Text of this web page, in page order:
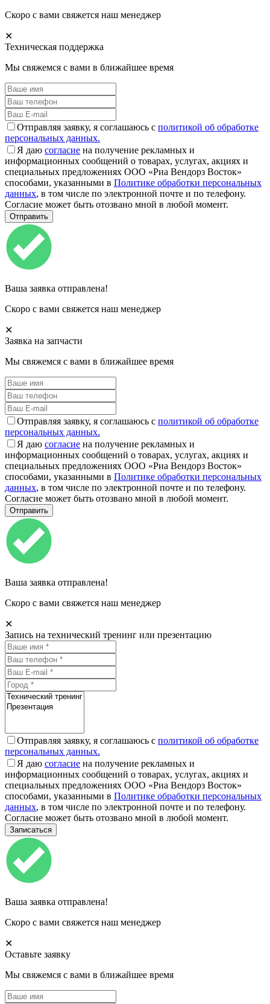
Скоро с вами свяжется наш менеджер
✕
Техническая поддержка
Мы свяжемся с вами в ближайшее время
Отправляя заявку, я соглашаюсь с политикой об обработке
персональных данных.
Я даю согласие на получение рекламных и
информационных сообщений о товарах, услугах, акциях и
специальных предложениях ООО «Риа Вендорз Восток»
способами, указанными в Политике обработки персональных
данных, в том числе по электронной почте и по телефону.
Согласие может быть отозвано мной в любой момент.
Ваша заявка отправлена!
Скоро с вами свяжется наш менеджер
✕
Заявка на запчасти
Мы свяжемся с вами в ближайшее время
Отправляя заявку, я соглашаюсь с политикой об обработке
персональных данных.
Я даю согласие на получение рекламных и
информационных сообщений о товарах, услугах, акциях и
специальных предложениях ООО «Риа Вендорз Восток»
способами, указанными в Политике обработки персональных
данных, в том числе по электронной почте и по телефону.
Согласие может быть отозвано мной в любой момент.
Ваша заявка отправлена!
Скоро с вами свяжется наш менеджер
✕
Запись на технический тренинг или презентацию
Отправляя заявку, я соглашаюсь с политикой об обработке
персональных данных.
Я даю согласие на получение рекламных и
информационных сообщений о товарах, услугах, акциях и
специальных предложениях ООО «Риа Вендорз Восток»
способами, указанными в Политике обработки персональных
данных, в том числе по электронной почте и по телефону.
Согласие может быть отозвано мной в любой момент.
Ваша заявка отправлена!
Скоро с вами свяжется наш менеджер
✕
Оставьте заявку
Мы свяжемся с вами в ближайшее время